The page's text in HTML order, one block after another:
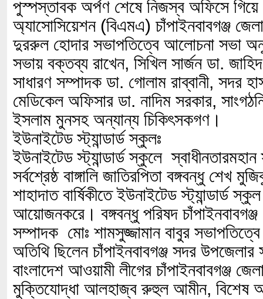
পুস্পস্তাবক অর্পণ শেষে নিজস্ব অফিসে গিয়ে
অ্যাসোসিয়েশন (বিএমএ) চাঁপাইনবাবগঞ্জ
দুররুল হোদার সভাপতিত্বে আলোচনা সভা
সভায় বক্তব্য রাখেন, সিখিল সার্জন ডা.
সাধারণ সম্পাদক ডা. গোলাম রাব্বানী, সদর
মেডিকেল অফিসার ডা. নাদিম সরকার,
ইসলাম মুনসহ অন্যান্য চিকিৎসকগণ।
ইউনাইটেড স্ট্যান্ডার্ড স্কুলঃ
ইউনাইটেড স্ট্যান্ডার্ড স্কুলে
সর্বশ্রেষ্ঠ বাঙ্গালি জাতিরপিতা বঙ্গবন্ধু শেখ
শাহাদাত বার্ষিকীতে ইউনাইটেড স্ট্যান্ডার্ড
আয়োজনকরে। বঙ্গবন্ধু পরিষদ চাঁপাইনবাবগঞ্জ
সম্পাদক মোঃ শামসুজ্জামান বাবুর
অতিথি ছিলেন চাঁপাইনবাবগঞ্জ সদর উপজেলার
বাংলাদেশ আওয়ামী লীগের চাঁপাইনবাবগঞ্জ
মুক্তিযোদ্ধা আলহাজ্ব রুহুল আমীন, বিশেষ